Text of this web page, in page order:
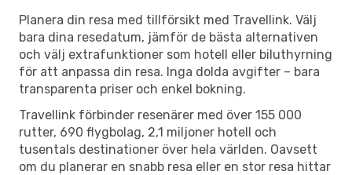
Planera din resa med tillförsikt med Travellink. Välj
bara dina resedatum, jämför de bästa alternativen
och välj extrafunktioner som hotell eller biluthyrning
för att anpassa din resa. Inga dolda avgifter – bara
transparenta priser och enkel bokning.
Travellink förbinder resenärer med över 155 000
rutter, 690 flygbolag, 2,1 miljoner hotell och
tusentals destinationer över hela världen. Oavsett
om du planerar en snabb resa eller en stor resa hittar